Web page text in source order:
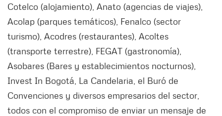
Cotelco (alojamiento), Anato (agencias de viajes),
Acolap (parques temáticos), Fenalco (sector
turismo), Acodres (restaurantes), Acoltes
(transporte terrestre), FEGAT (gastronomía),
Asobares (Bares y establecimientos nocturnos),
Invest In Bogotá, La Candelaria, el Buró de
Convenciones y diversos empresarios del sector,
todos con el compromiso de enviar un mensaje de